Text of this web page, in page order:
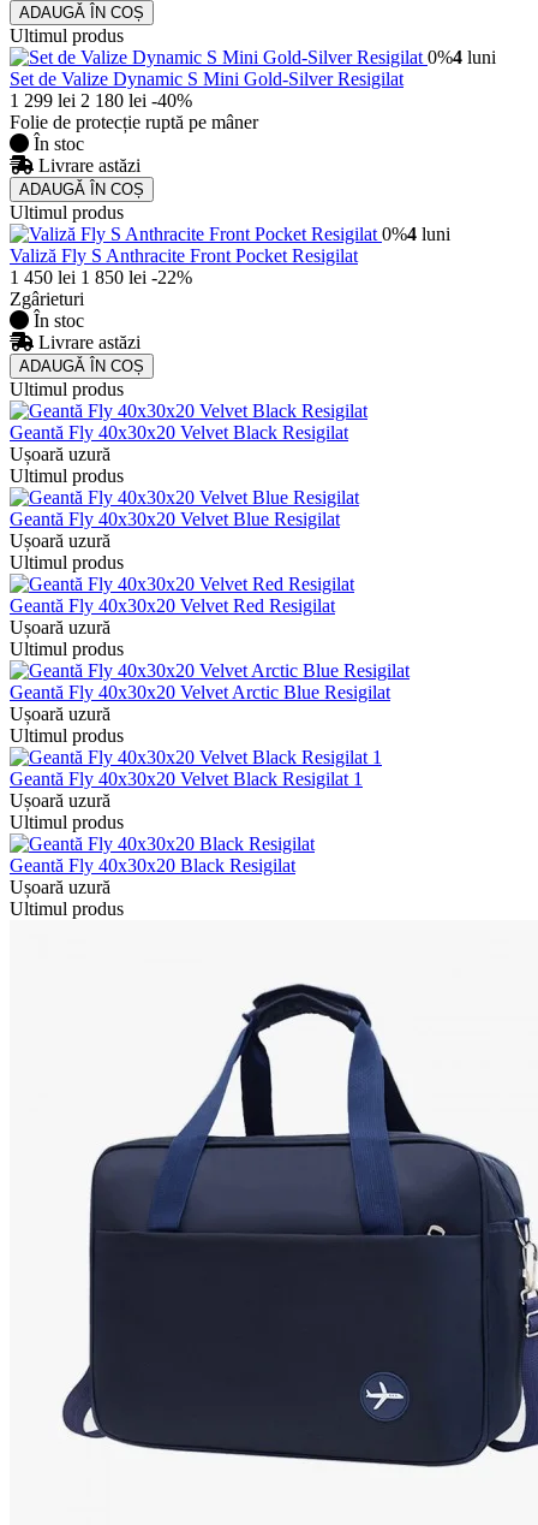
ADAUGǍ ÎN COȘ
Ultimul produs
0%4 luni
Set de Valize Dynamic S Mini Gold-Silver Resigilat
1 299 lei 2 180 lei -40%
Folie de protecție ruptă pe mâner
În stoc
Livrare astăzi
ADAUGǍ ÎN COȘ
Ultimul produs
0%4 luni
Valiză Fly S Anthracite Front Pocket Resigilat
1 450 lei 1 850 lei -22%
Zgârieturi
În stoc
Livrare astăzi
ADAUGǍ ÎN COȘ
Ultimul produs
Geantă Fly 40x30x20 Velvet Black Resigilat
Ușoară uzură
Ultimul produs
Geantă Fly 40x30x20 Velvet Blue Resigilat
Ușoară uzură
Ultimul produs
Geantă Fly 40x30x20 Velvet Red Resigilat
Ușoară uzură
Ultimul produs
Geantă Fly 40x30x20 Velvet Arctic Blue Resigilat
Ușoară uzură
Ultimul produs
Geantă Fly 40x30x20 Velvet Black Resigilat 1
Ușoară uzură
Ultimul produs
Geantă Fly 40x30x20 Black Resigilat
Ușoară uzură
Ultimul produs